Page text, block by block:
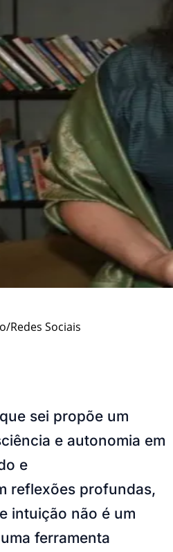
Redes Sociais
sei propõe um
e autonomia em
e
reflexões profundas,
intuição não é um
ferramenta